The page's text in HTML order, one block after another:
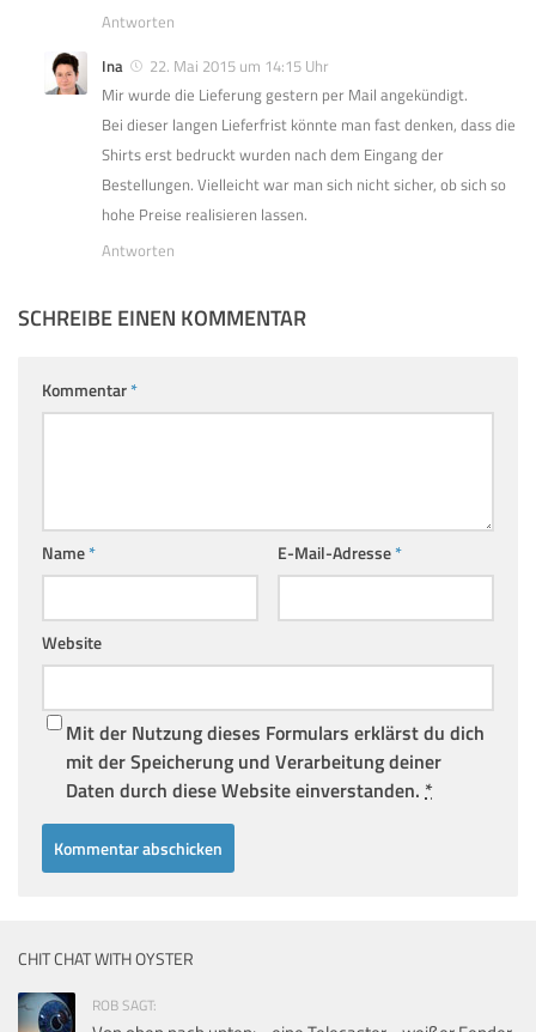
Antworten
Ina
22. Mai 2015 um 14:15 Uhr
Mir wurde die Lieferung gestern per Mail angekündigt.
Bei dieser langen Lieferfrist könnte man fast denken, dass die
Shirts erst bedruckt wurden nach dem Eingang der
Bestellungen. Vielleicht war man sich nicht sicher, ob sich so
hohe Preise realisieren lassen.
Antworten
SCHREIBE EINEN KOMMENTAR
Kommentar*
Name* E-Mail-Adresse*
Website
Mit der Nutzung dieses Formulars erklärst du dich
mit der Speicherung und Verarbeitung deiner
Daten durch diese Website einverstanden. *
CHIT CHAT WITH OYSTER
ROB SAGT: